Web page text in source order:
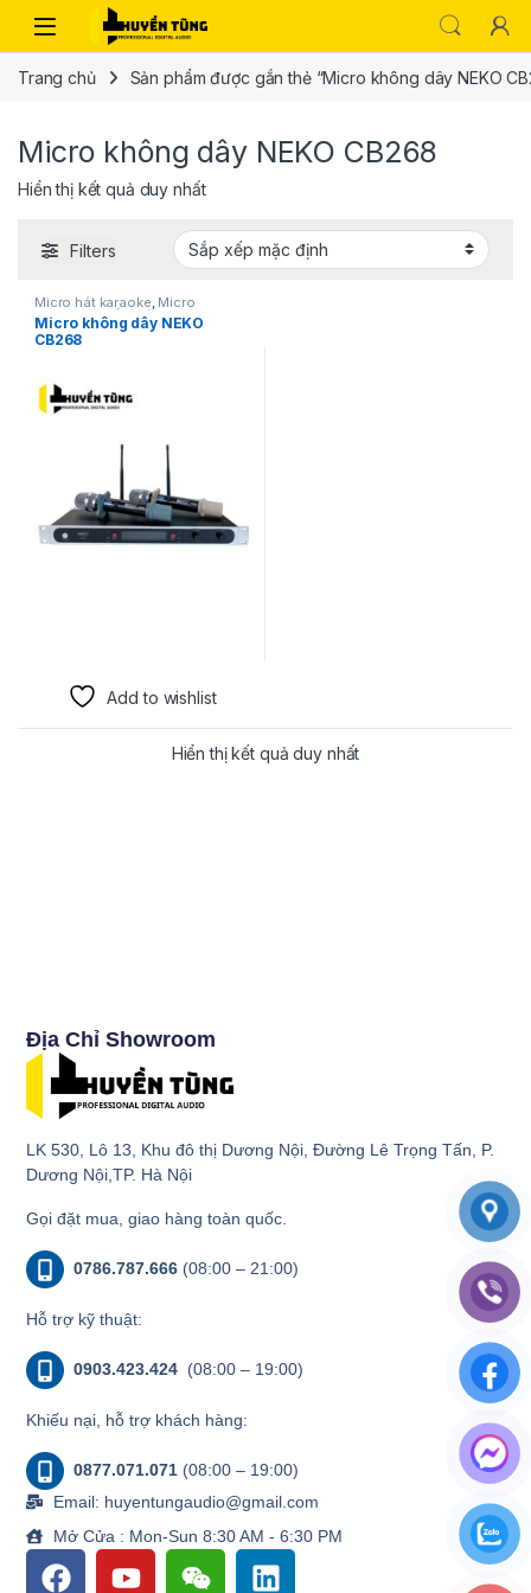
Trang chủ Sản phẩm được gắn thẻ “Micro không dây NEKO
Micro không dây NEKO CB268
Hiển thị kết quả duy nhất
Filters
Micro hát karaoke Micro
karaoke ,Thiết bị âm thanh
karaoke | KTV
Micro không dây NEKO
CB268
Add to wishlist
Hiển thị kết quả duy nhất
Địa Chỉ Showroom
LK 530, Lô 13, Khu đô thị Dương Nội, Đường Lê Trọng Tấn, P.
Dương Nội,TP. Hà Nội
Gọi đặt mua, giao hàng toàn quốc.
0786.787.666 (08:00 – 21:00)
Hỗ trợ kỹ thuật:
0903.423.424 (08:00 – 19:00)
Khiếu nại, hỗ trợ khách hàng:
0877.071.071 (08:00 – 19:00)
Email: huyentungaudio@gmail.com
Mở Cửa : Mon-Sun 8:30 AM - 6:30 PM